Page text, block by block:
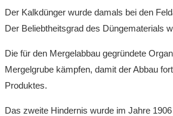
Der Kalkdünger wurde damals bei den
Der Beliebtheitsgrad des Düngematerials
Die für den Mergelabbau gegründete
Mergelgrube kämpfen, damit der Abbau
Produktes.
Das zweite Hindernis wurde im Jahre